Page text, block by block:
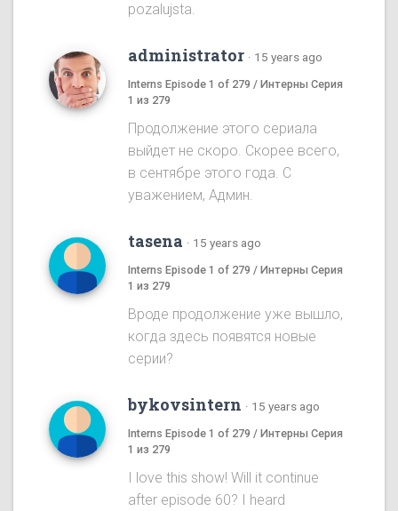
pozalujsta.
administrator · 15 years ago
Interns Episode 1 of 279 / Интерны Серия
1 из 279
Продолжение этого сериала
выйдет не скоро. Скорее всего,
в сентябре этого года. С
уважением, Админ.
tasena · 15 years ago
Interns Episode 1 of 279 / Интерны Серия
1 из 279
Вроде продолжение уже вышло,
когда здесь появятся новые
серии?
bykovsintern · 15 years ago
Interns Episode 1 of 279 / Интерны Серия
1 из 279
I love this show! Will it continue
after episode 60? I heard